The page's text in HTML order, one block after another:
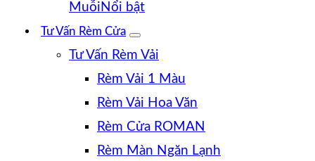
Muỗi
Tư Vấn Rèm Cửa
Tư Vấn Rèm Vải
Rèm Vải 1 Màu
Rèm Vải Hoa Văn
Rèm Cửa ROMAN
Rèm Màn Ngăn Lạnh